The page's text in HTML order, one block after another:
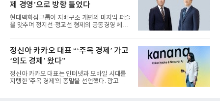
제 경영’으로 방향 틀었다
현대백화점그룹이 지배구조 개편의 마지막 퍼즐
을 맞추며 정지선·정교선 형제의 공동경영 체제
정신아 카카오 대표 “‘주목 경제’ 가고
‘의도 경제’ 왔다”
정신아 카카오 대표는 인터넷과 모바일 시대를
지탱한 '주목 경제'의 종말을 선언했다. 광고를